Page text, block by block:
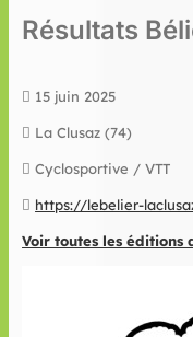
Résultats
15 juin 2025
La Clusaz (74)
Cyclosportive / VTT
https://lebelier-
Voir toutes les éditions